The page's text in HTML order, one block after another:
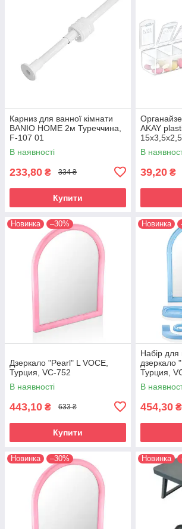
Карниз для ванної кімнати
BANIO HOME 2м Туреччина,
F-107 01
В наявності
233,80 ₴ 334 ₴
Купити
AKAY
558
В
39,20 ₴
Новинка –30%
Дзеркало "Pearl" L VOCE,
Турция, VC-752
В наявності
443,10 ₴ 633 ₴
Купити
Новинка
Набір для
дзеркало
Турция,
В
454,30 ₴
Новинка –30% Новинка